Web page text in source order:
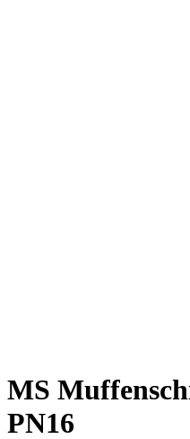
MS
PN16